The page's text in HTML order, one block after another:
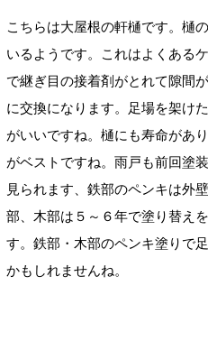
こちらは大屋根の軒樋です。樋
いるようです。これはよくある
で継ぎ目の接着剤がとれて隙間
に交換になります。足場を架け
がいいですね。樋にも寿命があ
がベストですね。雨戸も前回塗
見られます、鉄部のペンキは外
部、木部は５～６年で塗り替え
す。鉄部・木部のペンキ塗りで
かもしれませんね。